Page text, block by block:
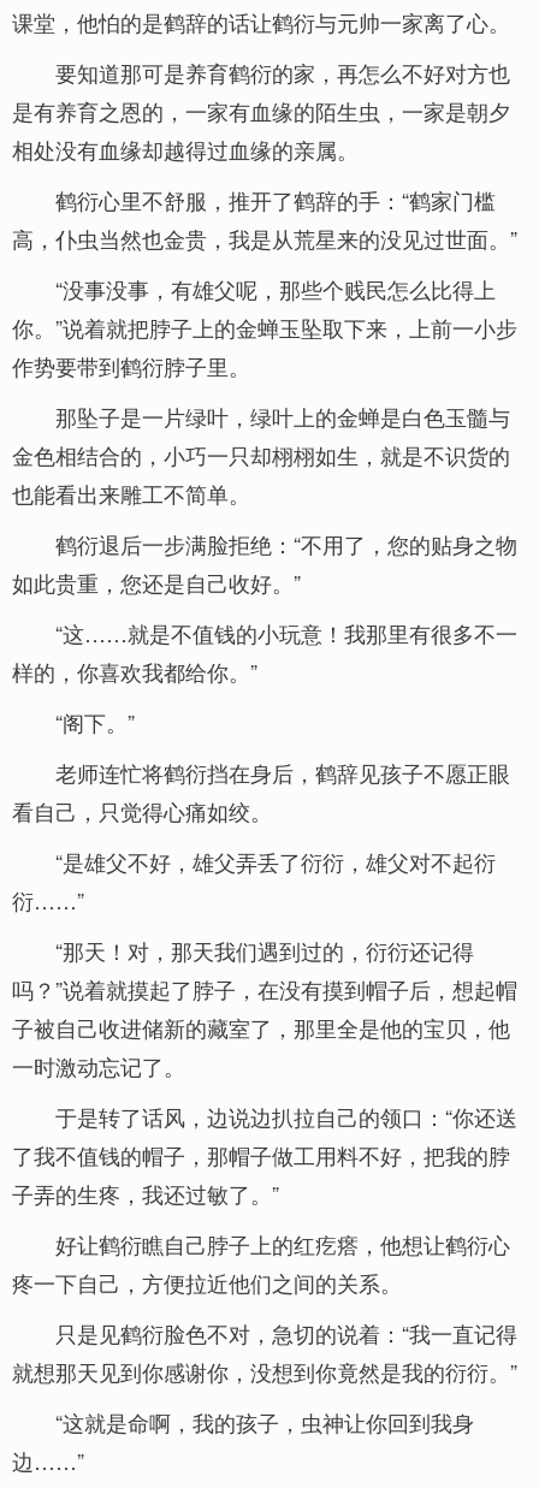
课堂，他怕的是鹤辞的话让鹤衍与元帅一家离了心。
要知道那可是养育鹤衍的家，再怎么不好对方也
是有养育之恩的，一家有血缘的陌生虫，一家是朝夕
相处没有血缘却越得过血缘的亲属。
鹤衍心里不舒服，推开了鹤辞的手：“鹤家门槛
高，仆虫当然也金贵，我是从荒星来的没见过世面。”
“没事没事，有雄父呢，那些个贱民怎么比得上
你。”说着就把脖子上的金蝉玉坠取下来，上前一小步
作势要带到鹤衍脖子里。
那坠子是一片绿叶，绿叶上的金蝉是白色玉髓与
金色相结合的，小巧一只却栩栩如生，就是不识货的
也能看出来雕工不简单。
鹤衍退后一步满脸拒绝：“不用了，您的贴身之物
如此贵重，您还是自己收好。”
“这……就是不值钱的小玩意！我那里有很多不一
样的，你喜欢我都给你。”
“阁下。”
老师连忙将鹤衍挡在身后，鹤辞见孩子不愿正眼
看自己，只觉得心痛如绞。
“是雄父不好，雄父弄丢了衍衍，雄父对不起衍
衍……”
“那天！对，那天我们遇到过的，衍衍还记得
吗？”说着就摸起了脖子，在没有摸到帽子后，想起帽
子被自己收进储新的藏室了，那里全是他的宝贝，他
一时激动忘记了。
于是转了话风，边说边扒拉自己的领口：“你还送
了我不值钱的帽子，那帽子做工用料不好，把我的脖
子弄的生疼，我还过敏了。”
好让鹤衍瞧自己脖子上的红疙瘩，他想让鹤衍心
疼一下自己，方便拉近他们之间的关系。
只是见鹤衍脸色不对，急切的说着：“我一直记得
就想那天见到你感谢你，没想到你竟然是我的衍衍。”
“这就是命啊，我的孩子，虫神让你回到我身
边……”